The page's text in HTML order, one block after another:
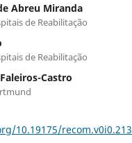
Abreu Miranda
de Reabilitação
de Reabilitação
Castro
10.19175/recom.v0i0.213